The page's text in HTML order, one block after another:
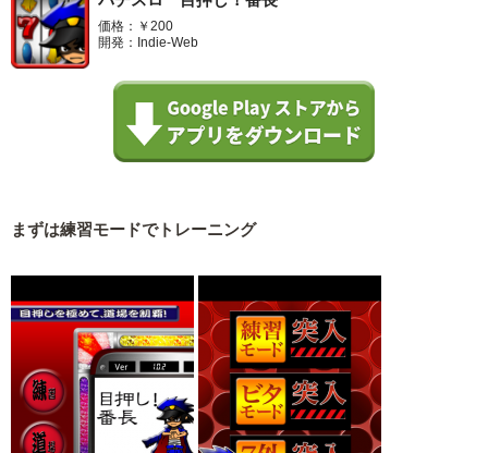
価格：￥200
開発：Indie-Web
まずは練習モードでトレーニング